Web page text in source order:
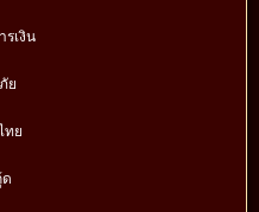
เงิน
ย
ทย